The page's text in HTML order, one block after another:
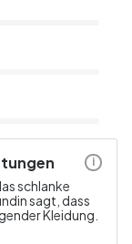
schlanke
sagt, dass
Kleidung.
i